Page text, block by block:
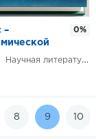
–
Научная литература
0%
8 9 10